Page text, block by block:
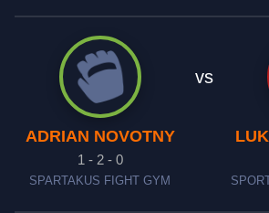
ADRIAN NOVOTNY
1 - 2 - 0
SPARTAKUS FIGHT GYM
vs